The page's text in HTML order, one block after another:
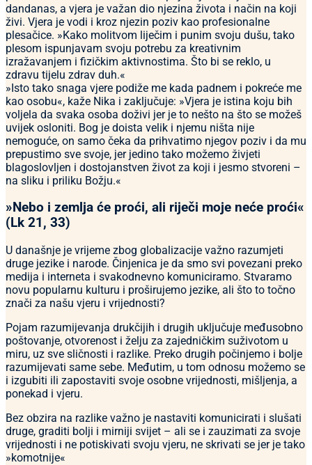
dandanas, a vjera je važan dio njezina života i način na koji
živi. Vjera je vodi i kroz njezin poziv kao profesionalne
plesačice. »Kako molitvom liječim i punim svoju dušu, tako
plesom ispunjavam svoju potrebu za kreativnim
izražavanjem i fizičkim aktivnostima. Što bi se reklo, u
zdravu tijelu zdrav duh.«
»Isto tako snaga vjere podiže me kada padnem i pokreće me
kao osobu«, kaže Nika i zaključuje: »Vjera je istina koju bih
voljela da svaka osoba doživi jer je to nešto na što se možeš
uvijek osloniti. Bog je doista velik i njemu ništa nije
nemoguće, on samo čeka da prihvatimo njegov poziv i da mu
prepustimo sve svoje, jer jedino tako možemo živjeti
blagoslovljen i dostojanstven život za koji i jesmo stvoreni –
na sliku i priliku Božju.«
»Nebo i zemlja će proći, ali riječi moje neće proći«
(Lk 21, 33)
U današnje je vrijeme zbog globalizacije važno razumjeti
druge jezike i narode. Činjenica je da smo svi povezani preko
medija i interneta i svakodnevno komuniciramo. Stvaramo
novu popularnu kulturu i proširujemo jezike, ali što to točno
znači za našu vjeru i vrijednosti?
Pojam razumijevanja drukčijih i drugih uključuje međusobno
poštovanje, otvorenost i želju za zajedničkim suživotom u
miru, uz sve sličnosti i razlike. Preko drugih počinjemo i bolje
razumijevati same sebe. Međutim, u tom odnosu možemo se
i izgubiti ili zapostaviti svoje osobne vrijednosti, mišljenja, a
ponekad i vjeru.
Bez obzira na razlike važno je nastaviti komunicirati i slušati
druge, graditi bolji i mirniji svijet – ali se i zauzimati za svoje
vrijednosti i ne potiskivati svoju vjeru, ne skrivati se jer je tako
»komotnije«